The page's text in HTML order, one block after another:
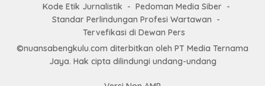
Kode Etik Jurnalistik
Pedoman Media Siber
Standar Perlindungan Profesi Wartawan
Tervefikasi di Dewan Pers
©nuansabengkulu.com diterbitkan oleh PT Media Ternama
Jaya. Hak cipta dilindungi undang-undang